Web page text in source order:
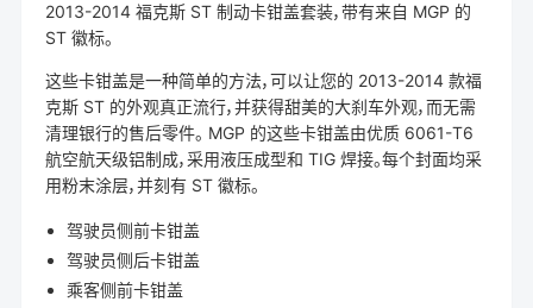
2013-2014 福克斯 ST 制动卡钳盖套装，带有来自 MGP 的
ST 徽标。
这些卡钳盖是一种简单的方法，可以让您的 2013-2014 款福
克斯 ST 的外观真正流行，并获得甜美的大刹车外观，而无需
清理银行的售后零件。 MGP 的这些卡钳盖由优质 6061-T6
航空航天级铝制成，采用液压成型和 TIG 焊接。每个封面均采
用粉末涂层，并刻有 ST 徽标。
驾驶员侧前卡钳盖
驾驶员侧后卡钳盖
乘客侧前卡钳盖